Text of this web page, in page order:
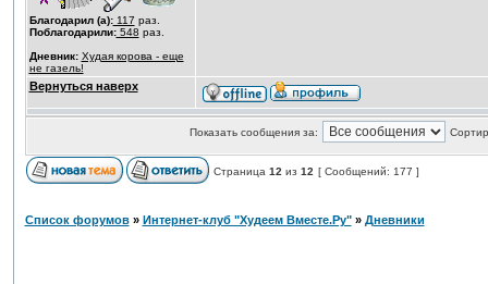
Благодарил (а):117 раз.
Поблагодарили:548 раз.
Дневник: Худая корова - еще
не газель!
Вернуться наверх
Показать сообщения за:
Страница 12 из 12 [ Сообщений: 177 ]
Список форумов» Интернет-клуб "Худеем Вместе.Ру"» Дневники